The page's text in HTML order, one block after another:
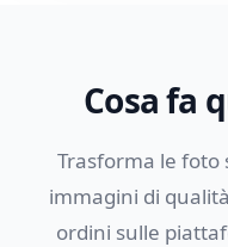
Cosa fa
Trasforma le foto
immagini di
ordini sulle